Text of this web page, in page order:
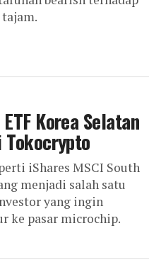
Korea Selatan
Tokocrypto
iShares MSCI South
menjadi salah satu
yang ingin
ke pasar microchip.